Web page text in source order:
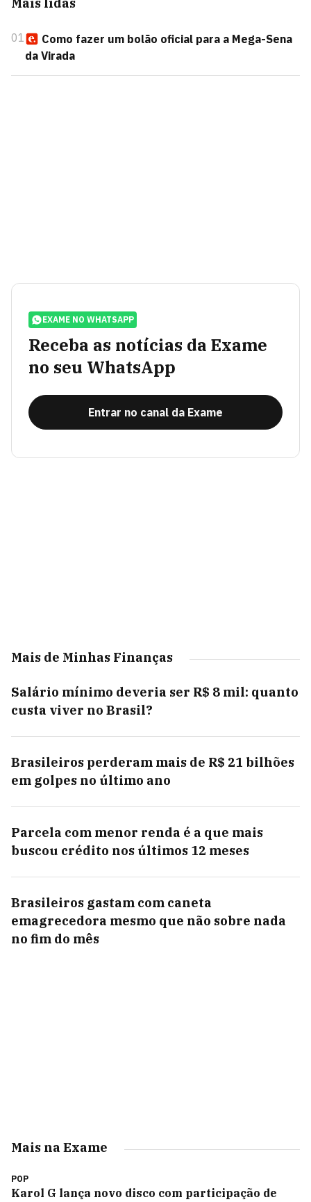
01
Como fazer um bolão oficial para a Mega-Sena
da Virada
EXAME NO WHATSAPP
Receba as notícias da Exame
no seu WhatsApp
Entrar no canal da Exame
Mais de Minhas Finanças
Salário mínimo deveria ser R$ 8 mil: quanto
custa viver no Brasil?
Brasileiros perderam mais de R$ 21 bilhões
em golpes no último ano
Parcela com menor renda é a que mais
buscou crédito nos últimos 12 meses
Brasileiros gastam com caneta
emagrecedora mesmo que não sobre nada
no fim do mês
Mais na Exame
POP
Karol G lança novo disco com participação de